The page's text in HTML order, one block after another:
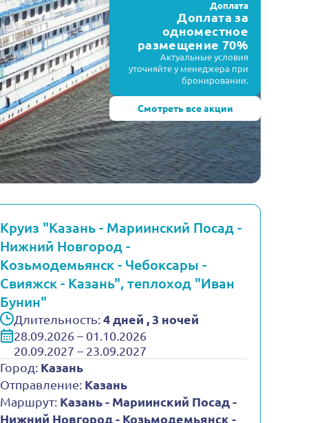
Доплата
Доплата за
одноместное
размещение 70%
Актуальные условия
уточняйте у менеджера при
бронировании.
Смотреть все акции
Круиз "Казань - Мариинский Посад -
Нижний Новгород -
Козьмодемьянск - Чебоксары -
Свияжск - Казань", теплоход "Иван
Бунин"
Длительность: 4 дней , 3 ночей
28.09.2026 – 01.10.2026
20.09.2027 – 23.09.2027
Город: Казань
Отправление: Казань
Маршрут: Казань - Мариинский Посад -
Нижний Новгород - Козьмодемьянск -